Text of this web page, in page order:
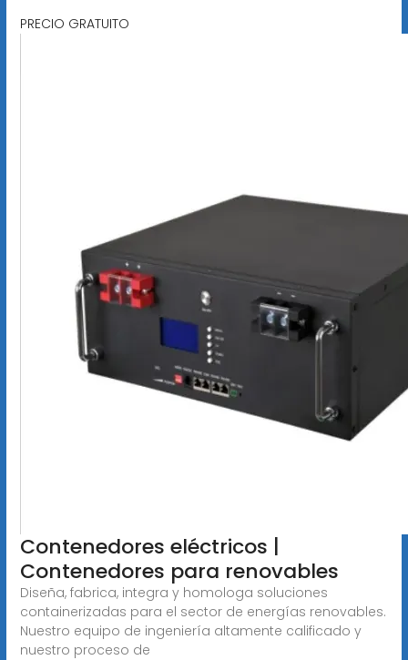
PRECIO GRATUITO
Contenedores eléctricos |
Contenedores para renovables
Diseña, fabrica, integra y homologa soluciones
containerizadas para el sector de energías renovables.
Nuestro equipo de ingeniería altamente calificado y
nuestro proceso de